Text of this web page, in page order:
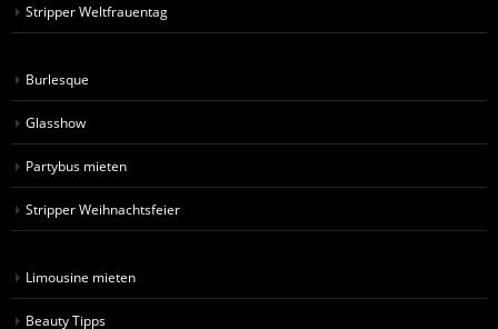
Stripper Weltfrauentag
Burlesque
Glasshow
Partybus mieten
Stripper Weihnachtsfeier
Limousine mieten
Beauty Tipps